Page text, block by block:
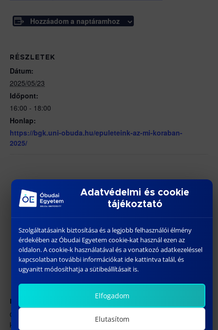
Hozzáadom a naptáramhoz
RÉSZLETEK
Dátum:
2025/05/23
Időpont:
16:00 - 18:00
Honlap:
https://bgk.uni-obuda.hu/epuleteink-az-mi-koraban-
2025/
ÓE BGK – 1088 Budapest, József körút 6. J.200
konferenciaterem
Adatvédelmi és cookie
tájékoztató
Szolgáltatásaink biztosítása és a legjobb felhasználói élmény
érdekében az Óbudai Egyetem cookie-kat használ ezen az
oldalon. A cookie-k használatával és a vonatkozó adatkezeléssel
kapcsolatban további információkat ide kattintva talál, és
ugyanitt módosíthatja a sütibeállításait is.
Elfogadom
Elutasítom